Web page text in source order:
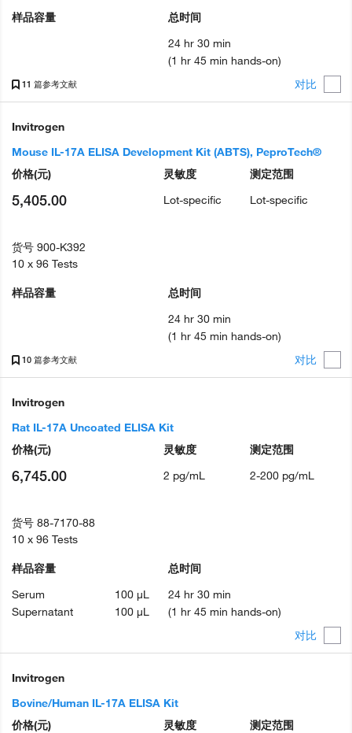
对比
11 篇参考文献
样品容量
总时间
24 hr 30 min
(1 hr 45 min hands-on)
Invitrogen
对比
Mouse IL-17A ELISA Development Kit (ABTS), PeproTech®
10 篇参考文献
灵敏度
Lot-specific
测定范围
Lot-specific
样品容量
总时间
24 hr 30 min
(1 hr 45 min hands-on)
价格(元)
5,405.00
货号 900-K392
10 x 96 Tests
Invitrogen
对比
Rat IL-17A Uncoated ELISA Kit
灵敏度
2 pg/mL
测定范围
2-200 pg/mL
样品容量
Serum
100 µL
Supernatant
100 µL
总时间
24 hr 30 min
(1 hr 45 min hands-on)
价格(元)
6,745.00
货号 88-7170-88
10 x 96 Tests
Invitrogen
Bovine/Human IL-17A ELISA Kit
灵敏度
测定范围
价格(元)